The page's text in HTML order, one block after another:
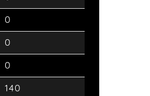
0
0
0
140